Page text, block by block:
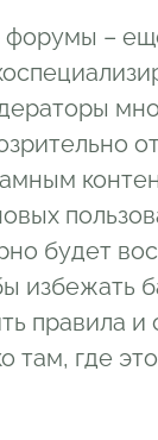
форумы –
будет
избежать
правила и
там, где это